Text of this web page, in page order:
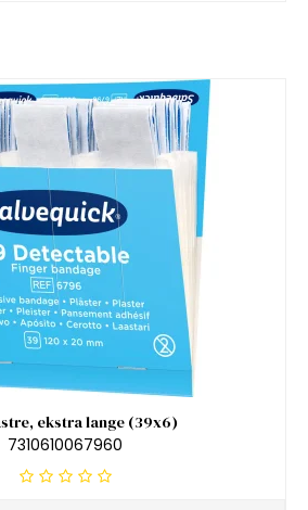
ekstra lange (39x6)
7310610067960